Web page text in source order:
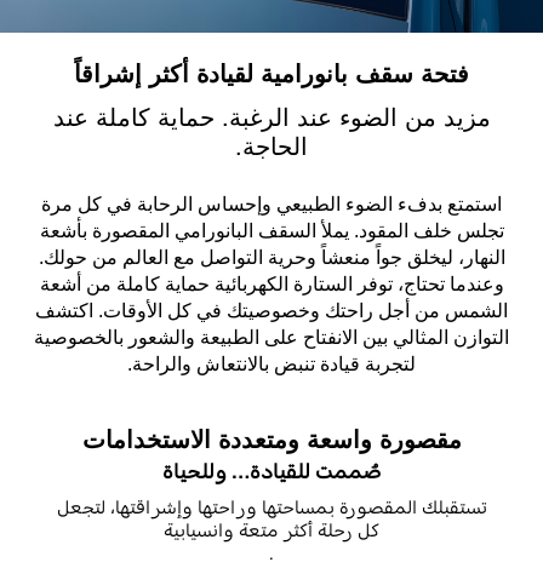
فتحة سقف بانورامية لقيادة أكثر إشراقاً
مزيد من الضوء عند الرغبة. حماية كاملة عند
الحاجة.
استمتع بدفء الضوء الطبيعي وإحساس الرحابة في كل مرة
تجلس خلف المقود. يملأ السقف البانورامي المقصورة بأشعة
النهار، ليخلق جواً منعشاً وحرية التواصل مع العالم من حولك.
وعندما تحتاج، توفر الستارة الكهربائية حماية كاملة من أشعة
الشمس من أجل راحتك وخصوصيتك في كل الأوقات. اكتشف
التوازن المثالي بين الانفتاح على الطبيعة والشعور بالخصوصية
لتجربة قيادة تنبض بالانتعاش والراحة.
مقصورة واسعة ومتعددة الاستخدامات
صُممت للقيادة… وللحياة
تستقبلك المقصورة بمساحتها وراحتها وإشراقتها، لتجعل
كل رحلة أكثر متعة وانسيابية
.